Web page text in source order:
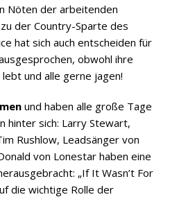
Nöten der arbeitenden
der Country-Sparte des
hat sich auch entscheiden für
obwohl ihre
lebt und alle gerne jagen!
und haben alle große Tage
hinter sich: Larry Stewart,
Rushlow, Leadsänger von
von Lonestar haben eine
„If It Wasn’t For
die wichtige Rolle der